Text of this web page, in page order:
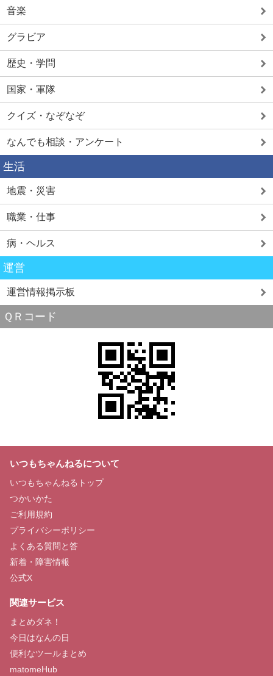
音楽
グラビア
歴史・学問
国家・軍隊
クイズ・なぞなぞ
なんでも相談・アンケート
生活
地震・災害
職業・仕事
病・ヘルス
運営
運営情報掲示板
ＱＲコード
いつもちゃんねるについて
いつもちゃんねるトップ
つかいかた
ご利用規約
プライバシーポリシー
よくある質問と答
新着・障害情報
公式X
関連サービス
まとめダネ！
今日はなんの日
便利なツールまとめ
matomeHub